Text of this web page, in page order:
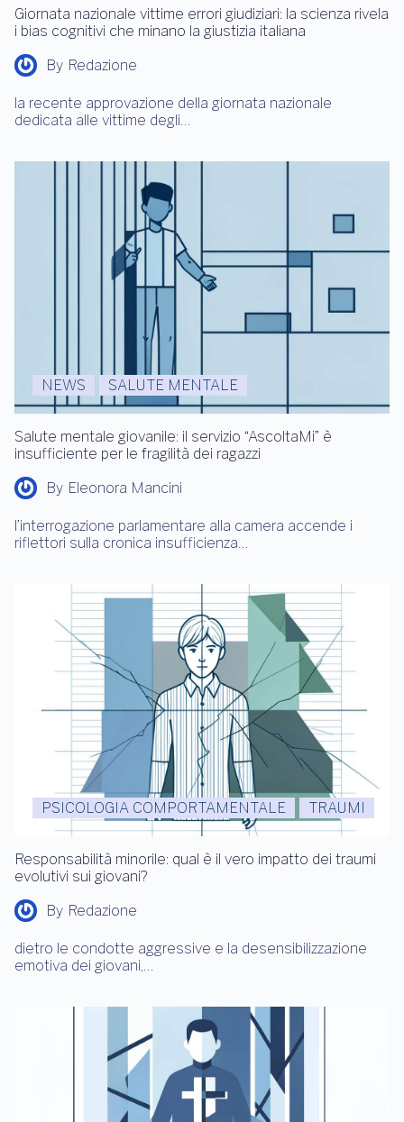
Giornata nazionale vittime errori giudiziari: la scienza rivela
i bias cognitivi che minano la giustizia italiana
By Redazione
la recente approvazione della giornata nazionale
dedicata alle vittime degli…
NEWS SALUTE MENTALE
Salute mentale giovanile: il servizio “AscoltaMi” è
insufficiente per le fragilità dei ragazzi
By Eleonora Mancini
l’interrogazione parlamentare alla camera accende i
riflettori sulla cronica insufficienza…
PSICOLOGIA COMPORTAMENTALE TRAUMI
Responsabilità minorile: qual è il vero impatto dei traumi
evolutivi sui giovani?
By Redazione
dietro le condotte aggressive e la desensibilizzazione
emotiva dei giovani,…